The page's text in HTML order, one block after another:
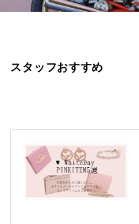
スタッフおすすめ